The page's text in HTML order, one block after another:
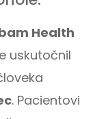
Health
uskutočnil
. Pacientovi